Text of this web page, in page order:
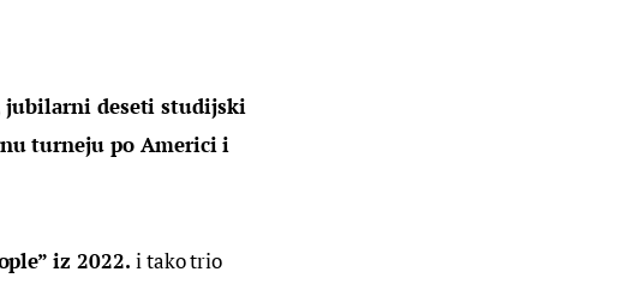
jubilarni deseti studijski
turneju po Americi i
iz 2022. i tako trio